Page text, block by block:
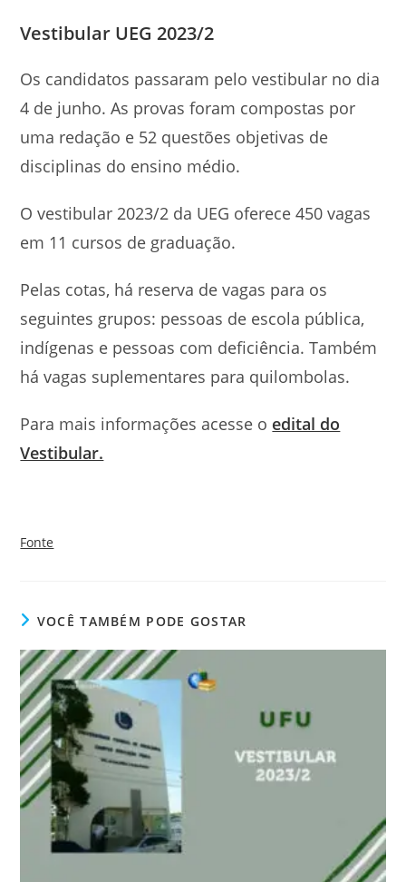
Vestibular UEG 2023/2
Os candidatos passaram pelo vestibular no dia
4 de junho. As provas foram compostas por
uma redação e 52 questões objetivas de
disciplinas do ensino médio.
O vestibular 2023/2 da UEG oferece 450 vagas
em 11 cursos de graduação.
Pelas cotas, há reserva de vagas para os
seguintes grupos: pessoas de escola pública,
indígenas e pessoas com deficiência. Também
há vagas suplementares para quilombolas.
Para mais informações acesse o edital do
Vestibular.
Fonte
VOCÊ TAMBÉM PODE GOSTAR